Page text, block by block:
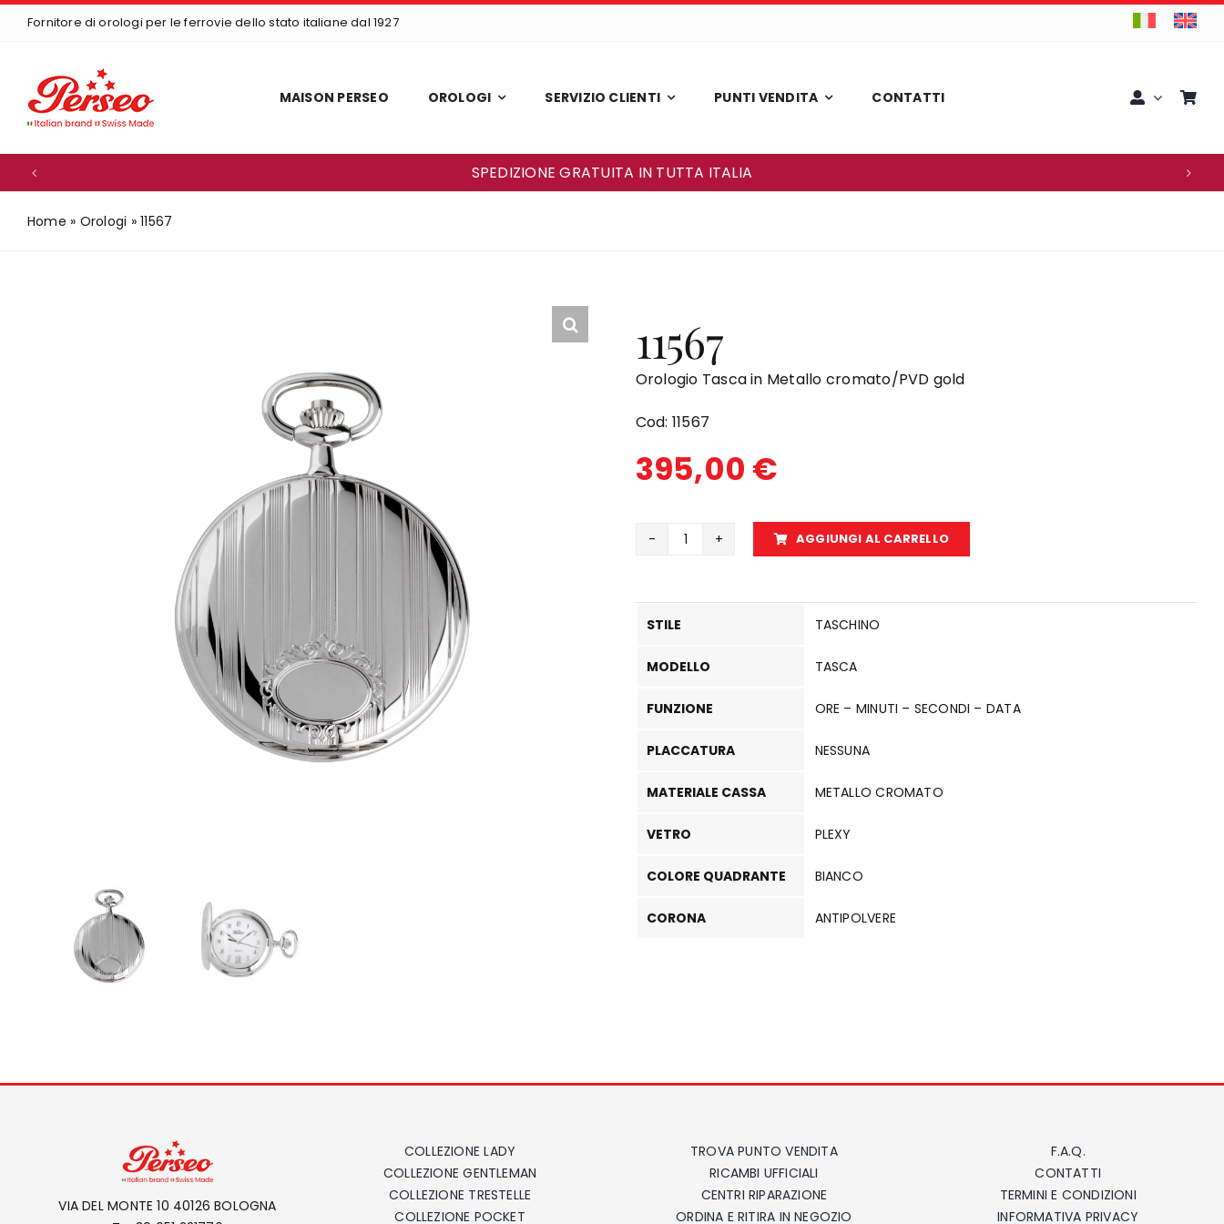
Skip
Fornitore di orologi per le ferrovie dello stato italiane dal 1927
MAISON PERSEO OROLOGI SERVIZIO CLIENTI PUNTI VENDITA CONTATTI
SPEDIZIONE GRATUITA IN TUTTA ITALIA
Home » Orologi »11567
11567
Orologio Tasca in Metallo cromato/PVD gold
Cod: 11567
395,00 €
11567
AGGIUNGI AL CARRELLO
STILE TASCHINO
MODELLO TASCA
FUNZIONE ORE – MINUTI – SECONDI – DATA
PLACCATURA NESSUNA
MATERIALE CASSA METALLO CROMATO
VETRO PLEXY
COLORE QUADRANTE BIANCO
CORONA ANTIPOLVERE
VIA DEL MONTE 10 40126 BOLOGNA
COLLEZIONE LADY
COLLEZIONE GENTLEMAN
COLLEZIONE TRESTELLE
COLLEZIONE POCKET
TROVA PUNTO VENDITA
RICAMBI UFFICIALI
CENTRI RIPARAZIONE
ORDINA E RITIRA IN NEGOZIO
F.A.Q.
CONTATTI
TERMINI E CONDIZIONI
INFORMATIVA PRIVACY